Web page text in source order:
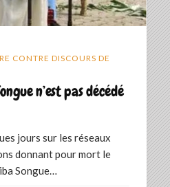
CONTRE DISCOURS DE
n’est pas décédé
jours sur les réseaux
donnant pour mort le
Songue…